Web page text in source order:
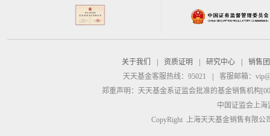
关于我们 资质证明 研究中心
销售
天天基金客服热线：95021
客服邮箱：
郑重声明： 天天基金系证监会批准的基金销售机构
中国证监会上
CopyRight 上海天天基金销售有限